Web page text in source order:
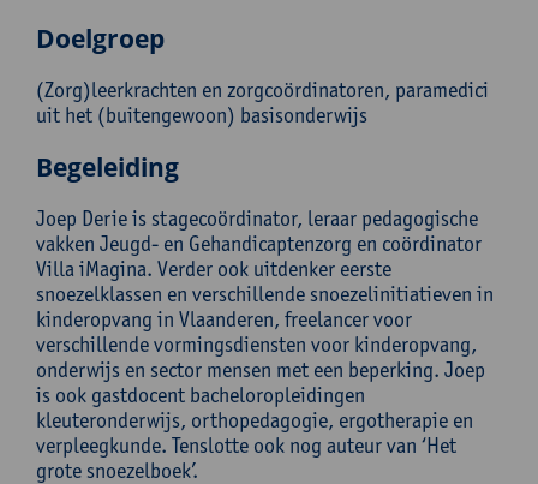
Doelgroep
(Zorg)leerkrachten en zorgcoördinatoren, paramedici
uit het (buitengewoon) basisonderwijs
Begeleiding
Joep Derie is stagecoördinator, leraar pedagogische
vakken Jeugd- en Gehandicaptenzorg en coördinator
Villa iMagina. Verder ook uitdenker eerste
snoezelklassen en verschillende snoezelinitiatieven in
kinderopvang in Vlaanderen, freelancer voor
verschillende vormingsdiensten voor kinderopvang,
onderwijs en sector mensen met een beperking. Joep
is ook gastdocent bacheloropleidingen
kleuteronderwijs, orthopedagogie, ergotherapie en
verpleegkunde. Tenslotte ook nog auteur van ‘Het
grote snoezelboek’.